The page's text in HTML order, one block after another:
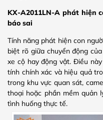
KX-A2011LN-A phát hiện
báo sai
Tính năng phát hiện con
biệt rõ giữa chuyển động
xe cộ hay động vật. Điều
tính chính xác và hiệu quả
trong khu vực quan sát,
thoại hoặc phần mềm quản
tình huống thực tế.